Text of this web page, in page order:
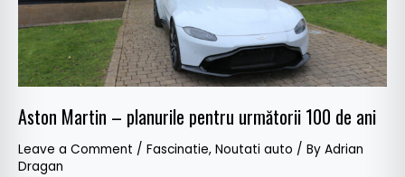
Aston Martin – planurile pentru următorii 100 de ani
Leave a Comment / Fascinatie, Noutati auto / By Adrian
Dragan
de
ani